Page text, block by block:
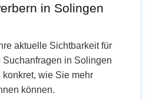
in Solingen
aktuelle Sichtbarkeit für
Suchanfragen in Solingen
wie Sie mehr
können.